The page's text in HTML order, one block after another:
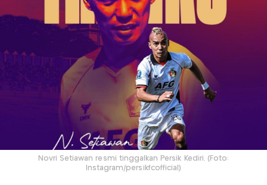
Novri Setiawan resmi tinggalkan Persik Kediri. (Foto:
Instagram/persikfcofficial)